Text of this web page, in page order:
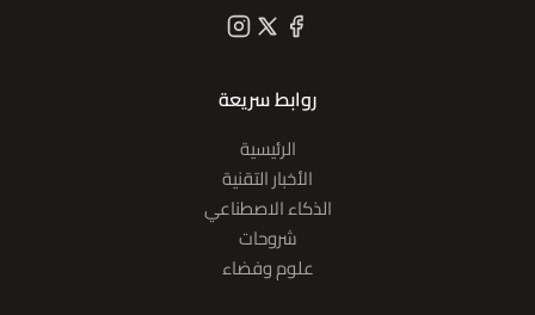
روابط سريعة
الرئيسية
الأخبار التقنية
الذكاء الاصطناعي
شروحات
علوم وفضاء